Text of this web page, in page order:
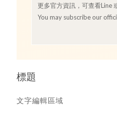
更多官方資訊，可查看Line
You may subscribe our
標題
文字編輯區域